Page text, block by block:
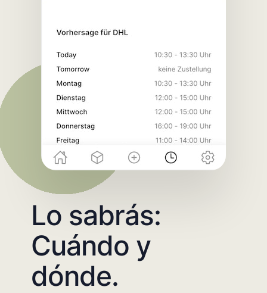
Lo sabrás:
Cuándo y
dónde.